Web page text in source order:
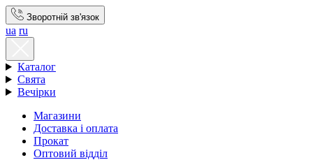
Зворотній зв'язок
ua ru
Каталог
Свята
Вечірки
Магазини
Доставка і оплата
Прокат
Оптовий відділ